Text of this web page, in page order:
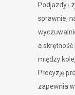
Podjazdy i
sprawnie,
a
między
Precyzję
zapewnia